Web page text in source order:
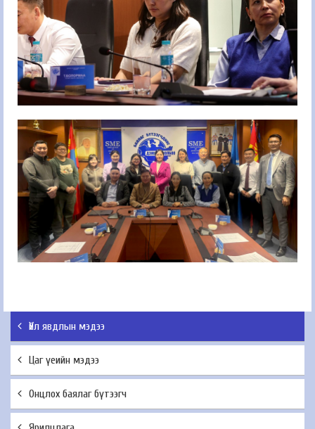
Үйл явдлын мэдээ
Цаг үеийн мэдээ
Онцлох баялаг бүтээгч